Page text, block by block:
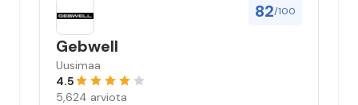
82/100
Gebwell
Uusimaa
4.5
5,624 arviota